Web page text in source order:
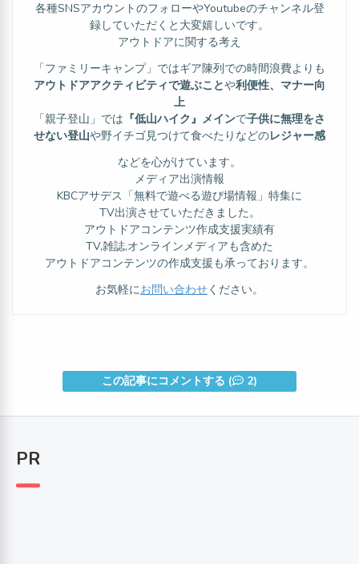
各種SNSアカウントのフォローやYoutubeのチャンネル登
録していただくと大変嬉しいです。
アウトドアに関する考え
「ファミリーキャンプ」ではギア陳列での時間浪費よりも
アウトドアアクティビティで遊ぶことや利便性、マナー向
上
「親子登山」では 『低山ハイク』メインで子供に無理をさ
せない登山や野イチゴ見つけて食べたりなどのレジャー感
などを心がけています。
メディア出演情報
KBCアサデス「無料で遊べる遊び場情報」特集に
TV出演させていただきました。
アウトドアコンテンツ作成支援実績有
TV,雑誌,オンラインメディアも含めた
アウトドアコンテンツの作成支援も承っております。
お気軽にお問い合わせください。
この記事にコメントする ( 2)
PR